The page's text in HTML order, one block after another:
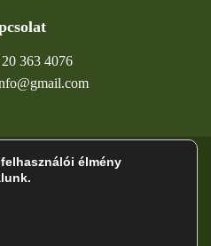
363 4076
élmény